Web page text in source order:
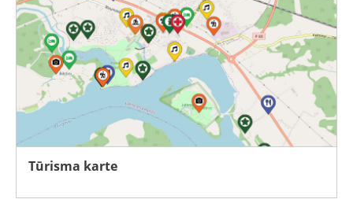
Tūrisma karte